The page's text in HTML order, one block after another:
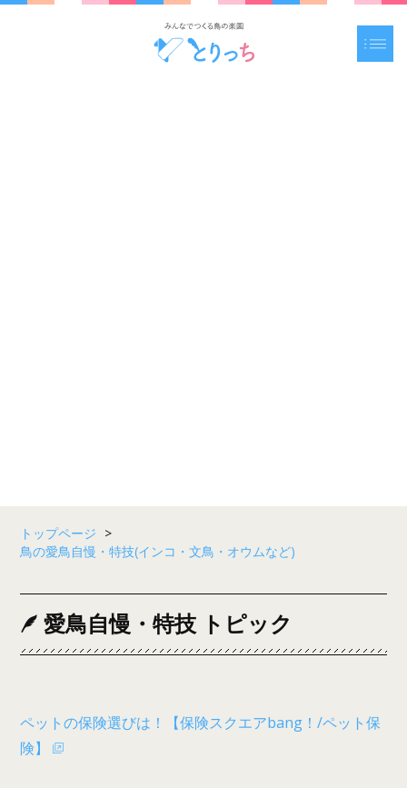
トップページ >
鳥の愛鳥自慢・特技(インコ・文鳥・オウムなど)
愛鳥自慢・特技 トピック
ペットの保険選びは！【保険スクエアbang！/ペット保
険】